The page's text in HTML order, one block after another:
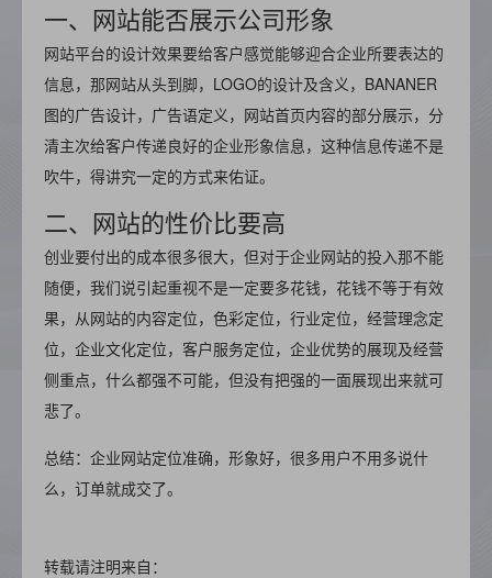
一、网站能否展示公司形象
网站平台的设计效果要给客户感觉能够迎合企业所要表达的
信息，那网站从头到脚，LOGO的设计及含义，BANANER
图的广告设计，广告语定义，网站首页内容的部分展示，分
清主次给客户传递良好的企业形象信息，这种信息传递不是
吹牛，得讲究一定的方式来佑证。
二、网站的性价比要高
创业要付出的成本很多很大，但对于企业网站的投入那不能
随便，我们说引起重视不是一定要多花钱，花钱不等于有效
果，从网站的内容定位，色彩定位，行业定位，经营理念定
位，企业文化定位，客户服务定位，企业优势的展现及经营
侧重点，什么都强不可能，但没有把强的一面展现出来就可
悲了。
总结：企业网站定位准确，形象好，很多用户不用多说什
么，订单就成交了。
转载请注明来自：